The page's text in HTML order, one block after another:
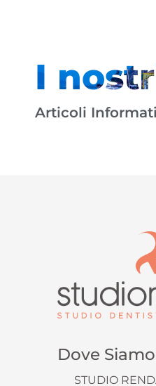
I
Articoli
Dove Siamo
STUDIO